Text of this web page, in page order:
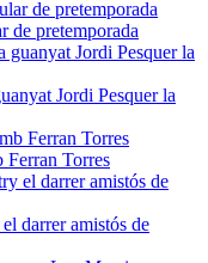
de pretemporada
Jordi Pesquer la
Ferran Torres
darrer amistós de